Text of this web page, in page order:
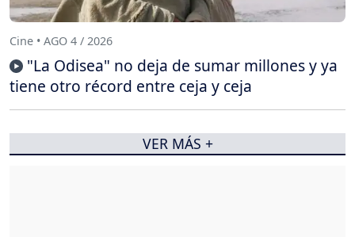
Cine • AGO 4 / 2026
"La Odisea" no deja de sumar millones y ya
tiene otro récord entre ceja y ceja
VER MÁS +